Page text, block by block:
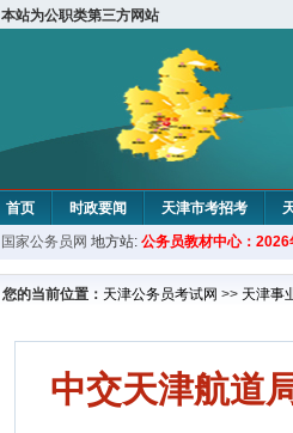
本站为公职类第三方网站
首页 时政要闻 天津市考招考
教材中心
国家公务员网 地方站: 公务员教材中心：
您的当前位置： 天津公务员考试网 >> 天津事
中交天津航道